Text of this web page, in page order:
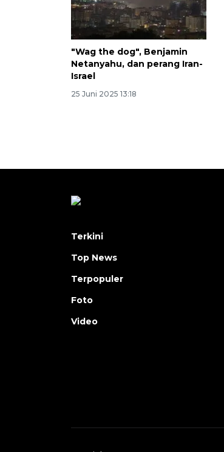
"Wag the dog", Benjamin
Netanyahu, dan perang Iran-
Israel
25 Juni 2025 13:18
Terkini
Top News
Terpopuler
Foto
Video